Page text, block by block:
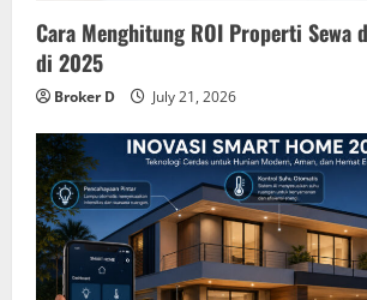
Cara Menghitung ROI Properti Sewa
di 2025
Broker D July 21, 2026